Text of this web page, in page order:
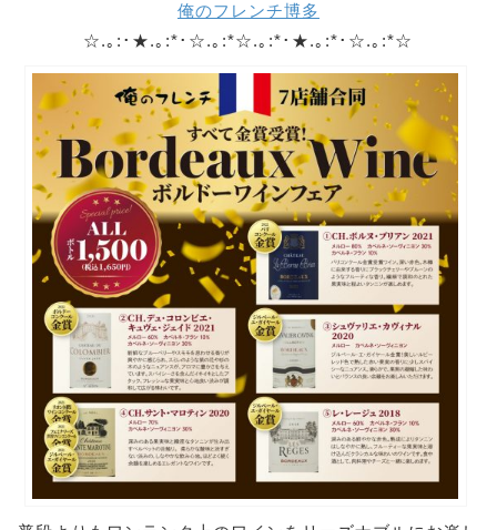
俺のフレンチ博多
☆.｡:･★.｡:*･☆.｡:*☆.｡:*･★.｡:*･☆.｡:*☆